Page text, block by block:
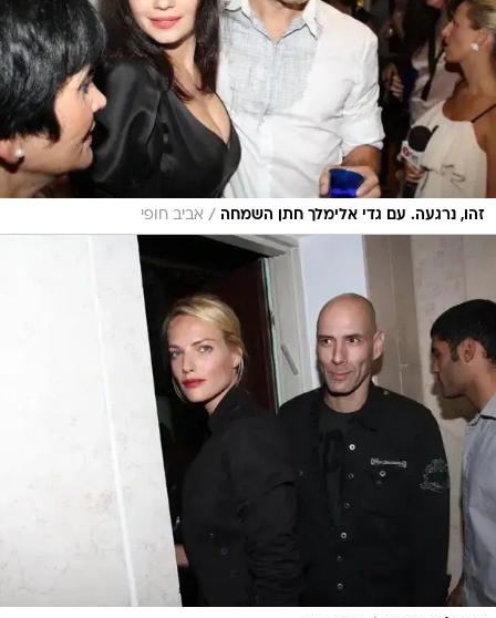
זהו, נרגעה. עם גדי אלימלך חתן השמחה / אביב חופי